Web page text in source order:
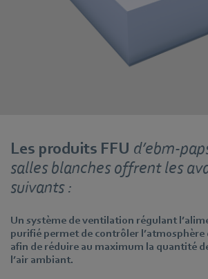
Les produits FFU
salles blanches offrent les
suivants :
Un système de ventilation régulant
purifié permet de contrôler l’atmosphère
afin de réduire au maximum la quantité
l’air ambiant.